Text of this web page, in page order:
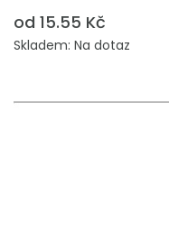
od 15.55 Kč
Skladem: Na dotaz